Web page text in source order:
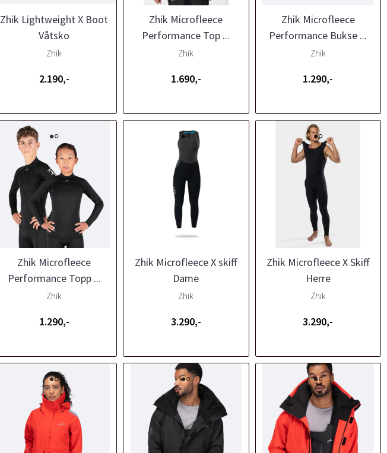
Zhik Lightweight X Boot
Våtsko
Zhik
2.190,-
Zhik Microfleece
Performance Top ...
Zhik
1.690,-
Zhik Microfleece
Performance Bukse ...
Zhik
1.290,-
Zhik Microfleece
Performance Topp ...
Zhik
1.290,-
Zhik Microfleece X skiff
Dame
Zhik
3.290,-
Zhik Microfleece X Skiff
Herre
Zhik
3.290,-